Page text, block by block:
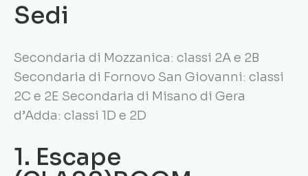
Sedi
Secondaria di Mozzanica: classi 2A e 2B
Secondaria di Fornovo San Giovanni: classi
2C e 2E Secondaria di Misano di Gera
d’Adda: classi 1D e 2D
1. Escape